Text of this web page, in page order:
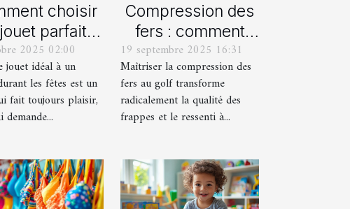
choisir
parfait
chaque âge
les fêtes ?
2025 02:00
idéal à un
les fêtes est un
fait toujours plaisir,
demande...
Compression des
fers : comment
obtenir des
frappes plus
solides ?
19 septembre 2025 16:31
Maîtriser la compression des
fers au golf transforme
radicalement la qualité des
frappes et le ressenti à...